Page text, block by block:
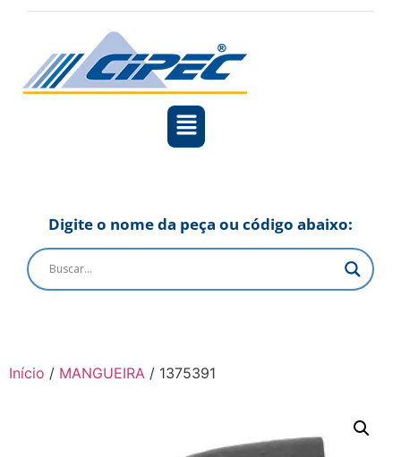
Digite o nome da peça ou código abaixo:
Início / MANGUEIRA / 1375391